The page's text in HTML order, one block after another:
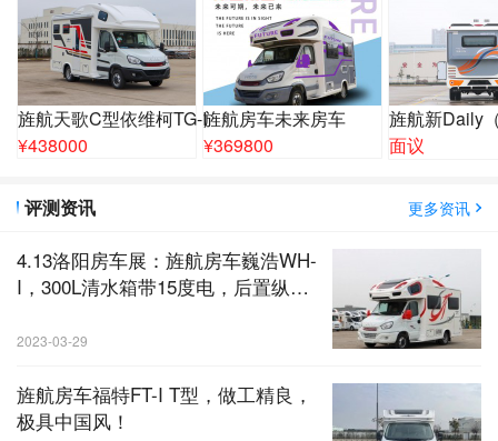
旌航天歌C型依维柯TG-I
¥438000
旌航房车未来房车
¥369800
旌航新Daily
面议
更多资讯
评测资讯
4.13洛阳房车展：旌航房车巍浩WH-
I，300L清水箱带15度电，后置纵床
2023-03-29
旌航房车福特FT-I T型，做工精良，
极具中国风！